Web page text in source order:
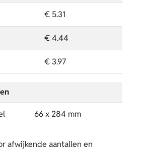
€ 5.31
€ 4.44
€ 3.97
66 x 284 mm
afwijkende aantallen en